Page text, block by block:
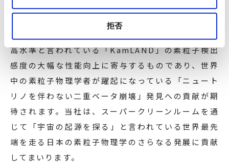
拒否
高水準と言われている「KamLAND」の素粒子検出
感度の大幅な性能向上に寄与するものであり、世界
中の素粒子物理学者が躍起になっている「ニュート
リノを伴わない二重ベータ崩壊」発見への貢献が期
待されます。当社は、スーパークリーンルームを通
じて「宇宙の起源を探る」と言われている世界最先
端を走る日本の素粒子物理学のさらなる発展に貢献
してまいります。